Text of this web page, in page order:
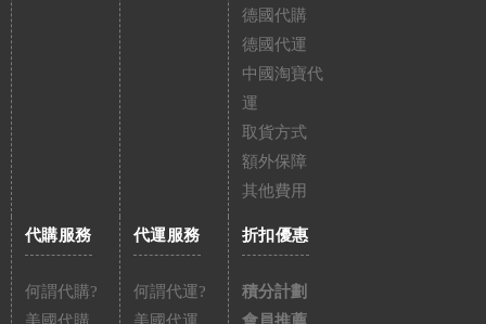
德國代購
德國代運
中國淘寶代
運
取貨方式
額外保障
其他費用
代購服務
何謂代購?
代運服務
何謂代運?
折扣優惠
積分計劃